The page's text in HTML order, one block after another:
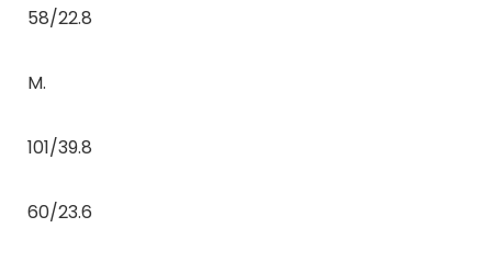
58/22.8
M.
101/39.8
60/23.6